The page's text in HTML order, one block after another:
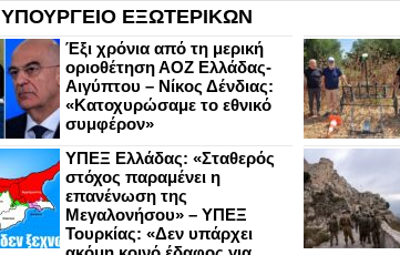
ΥΠΟΥΡΓΕΙΟ ΕΞΩΤΕΡΙΚΩΝ
Έξι χρόνια από τη μερική
οριοθέτηση ΑΟΖ Ελλάδας-
Αιγύπτου – Νίκος Δένδιας:
«Κατοχυρώσαμε το εθνικό
συμφέρον»
ΥΠΕΞ Ελλάδας: «Σταθερός
στόχος παραμένει η
επανένωση της
Μεγαλονήσου» – ΥΠΕΞ
Τουρκίας: «Δεν υπάρχει